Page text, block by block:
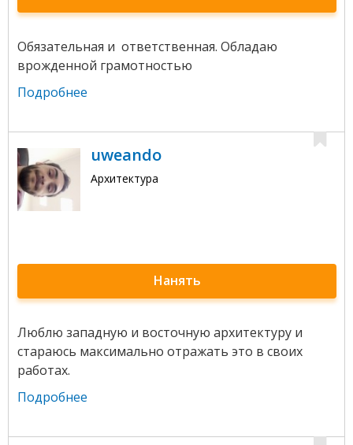
Обязательная и ответственная. Обладаю
врожденной грамотностью
Подробнее
uweando
Архитектура
Нанять
Люблю западную и восточную архитектуру и
стараюсь максимально отражать это в своих
работах.
Подробнее